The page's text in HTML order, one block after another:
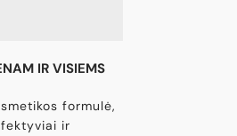
IR VISIEMS
formulė,
ir